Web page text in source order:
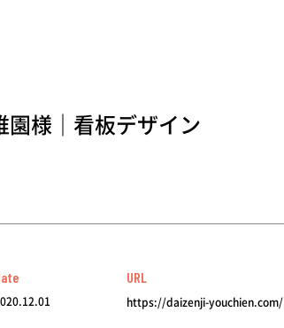
園様｜看板デザイン
URL
https://daizenji-youchien.com/